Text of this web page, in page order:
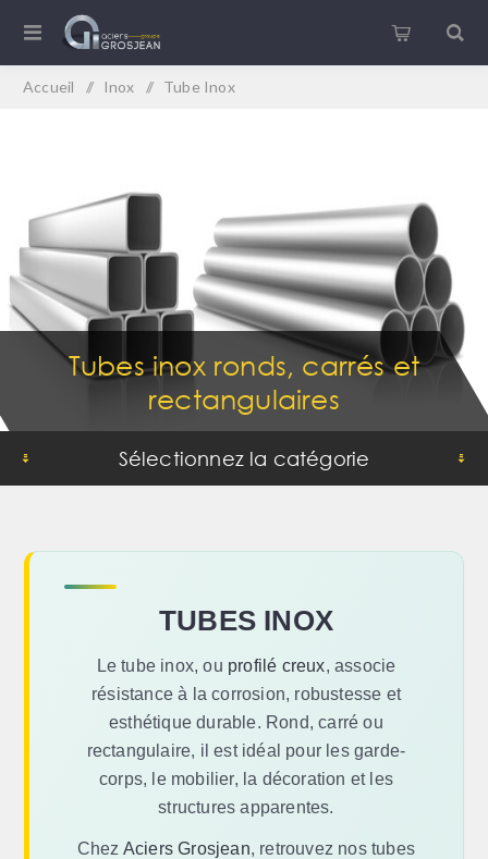
Accueil / Inox / Tube Inox
Tubes inox ronds, carrés et
rectangulaires
Sélectionnez la catégorie
TUBES INOX
Le tube inox, ou profilé creux, associe
résistance à la corrosion, robustesse et
esthétique durable. Rond, carré ou
rectangulaire, il est idéal pour les garde-
corps, le mobilier, la décoration et les
structures apparentes.
Chez Aciers Grosjean, retrouvez nos tubes